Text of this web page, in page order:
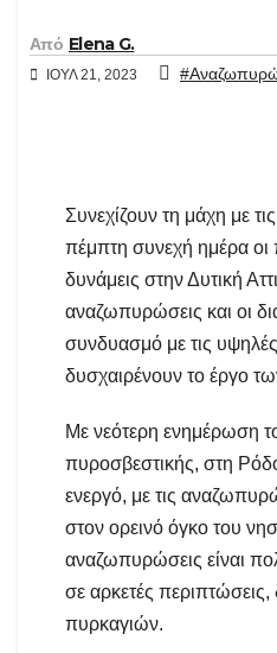
Από Elena G.
ΙΟΎΛ 21, 2023
Συνεχίζουν τη μάχη με
πέμπτη συνεχή ημέρα οι
δυνάμεις στην Δυτική
αναζωπυρώσεις και οι
συνδυασμό με τις
δυσχαιρένουν το έργο
Με νεότερη ενημέρωση
πυροσβεστικής, στη
ενεργό, με τις
στον ορεινό όγκο του
αναζωπυρώσεις είναι
σε αρκετές
πυρκαγιών.